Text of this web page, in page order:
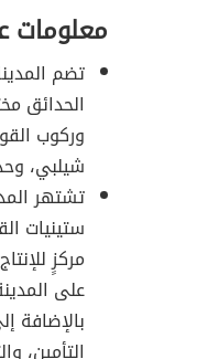
معلومات
تضم
الحدائق
وركوب
شيلبي،
تشتهر
ستينيات
مركزٍ
على
بالإضافة
التأمين،